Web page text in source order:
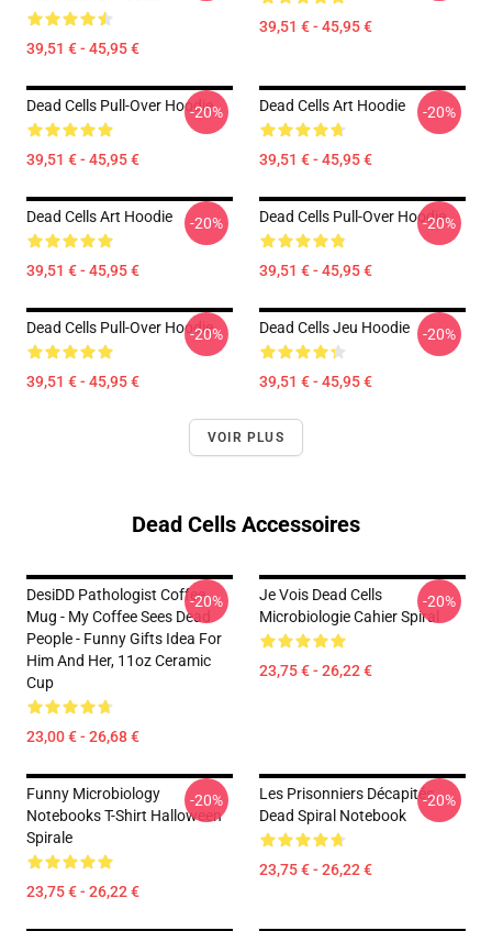
39,51 € - 45,95 €
39,51 € - 45,95 €
Dead Cells Pull-Over Hoodie
39,51 € - 45,95 €
-20% Dead Cells Art Hoodie
39,51 € - 45,95 €
-20%
Dead Cells Art Hoodie
39,51 € - 45,95 €
-20% Dead Cells Pull-Over Hoodie
39,51 € - 45,95 €
-20%
Dead Cells Pull-Over Hoodie
39,51 € - 45,95 €
-20% Dead Cells Jeu Hoodie
39,51 € - 45,95 €
-20%
VOIR PLUS
Dead Cells Accessoires
DesiDD Pathologist Coffee
Mug - My Coffee Sees Dead
People - Funny Gifts Idea For
Him And Her, 11oz Ceramic
Cup
23,00 € - 26,68 €
-20%
Je Vois Dead Cells
Microbiologie Cahier Spiral
23,75 € - 26,22 €
-20%
Funny Microbiology
Notebooks T-Shirt Halloween
Spirale
23,75 € - 26,22 €
-20%
Les Prisonniers Décapités
Dead Spiral Notebook
23,75 € - 26,22 €
-20%